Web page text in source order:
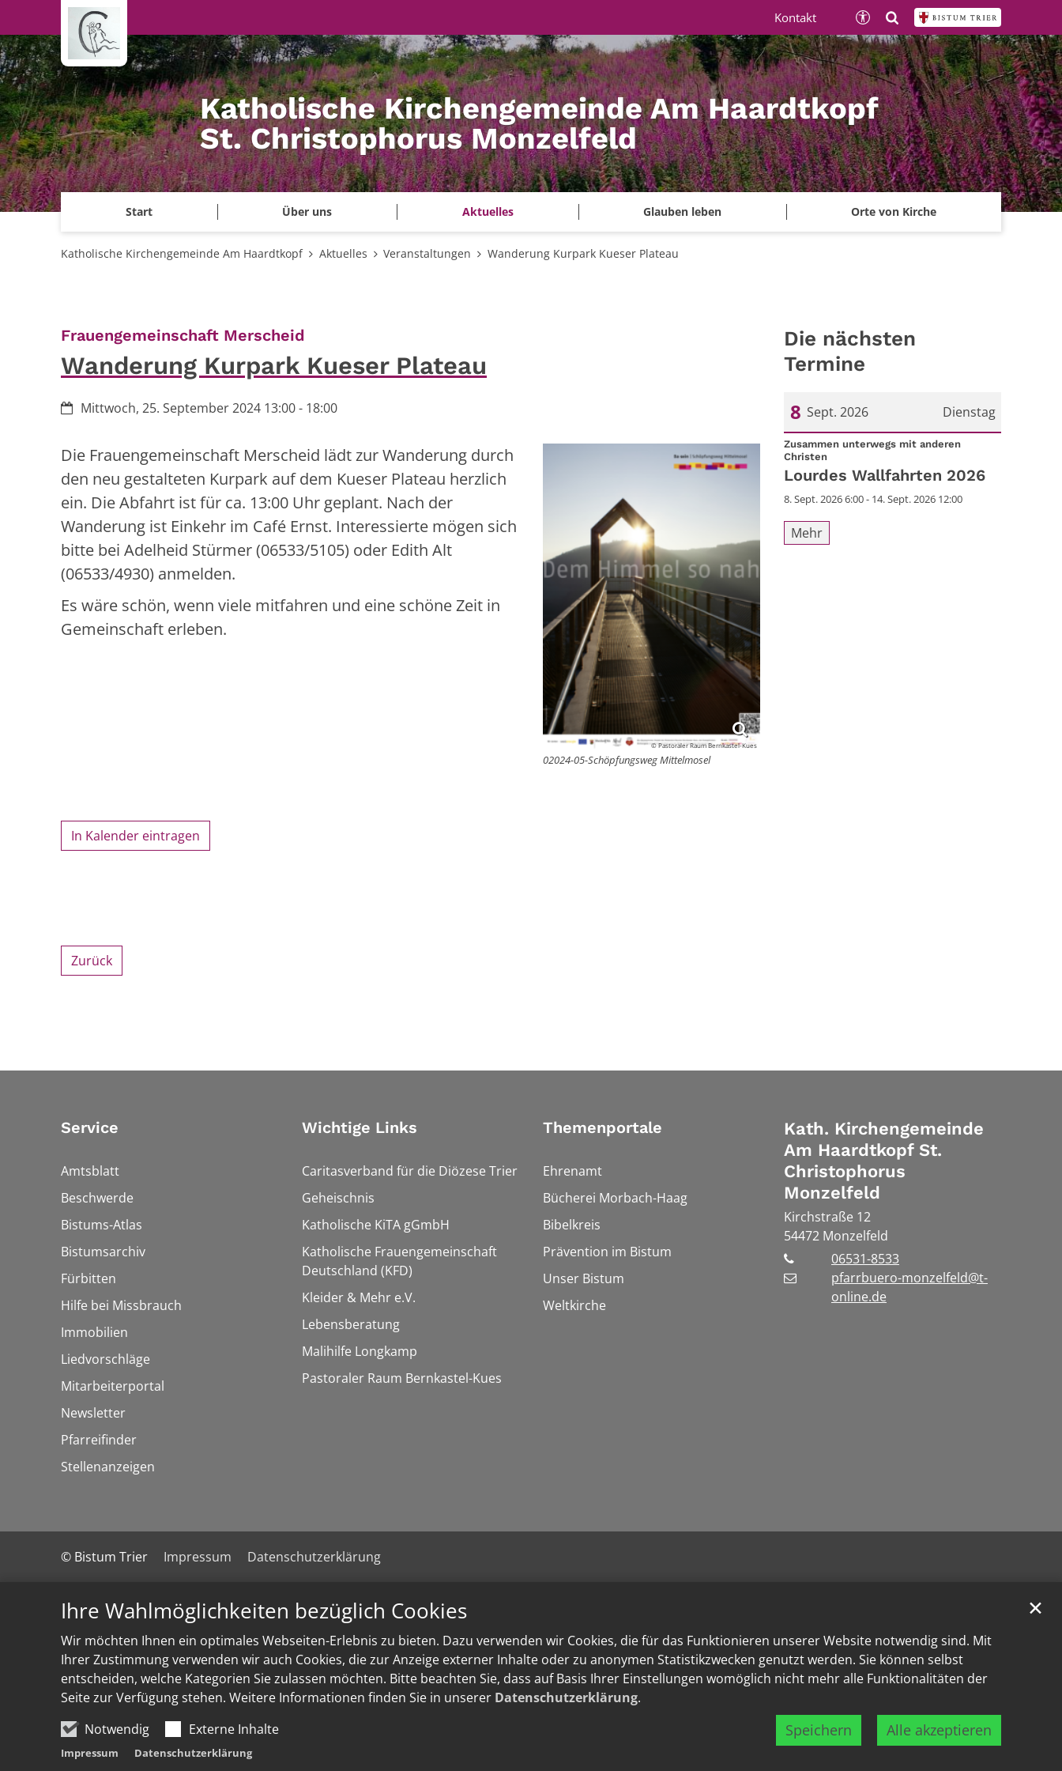
Ihre Wahlmöglichkeiten bezüglich Cookies
Wir möchten Ihnen ein optimales Webseiten-Erlebnis zu bieten. Dazu verwenden wir Cookies, die für das Funktionieren unserer Website notwendig sind. Mit
Ihrer Zustimmung verwenden wir auch Cookies, die zur Anzeige externer Inhalte oder zu anonymen Statistikzwecken genutzt werden. Sie können selbst
entscheiden, welche Kategorien Sie zulassen möchten. Bitte beachten Sie, dass auf Basis Ihrer Einstellungen womöglich nicht mehr alle Funktionalitäten der
Seite zur Verfügung stehen. Weitere Informationen finden Sie in unserer Datenschutzerklärung.
Notwendig
Externe Inhalte Speichern Alle akzeptieren
✕
Impressum Datenschutzerklärung
Zum Inhalt springen
Katholische Kirchengemeinde Am Haardtkopf
St. Christophorus Monzelfeld
Start Über uns Aktuelles Glauben leben Orte von Kirche
Kontakt
Katholische Kirchengemeinde Am Haardtkopf Aktuelles Veranstaltungen Wanderung Kurpark Kueser Plateau
Frauengemeinschaft Merscheid
Wanderung Kurpark Kueser Plateau
Datum:Mittwoch, 25. September 2024 13:00 - 18:00
© Pastoraler Raum Bernkastel-Kues
02024-05-Schöpfungsweg Mittelmosel
Die Frauengemeinschaft Merscheid lädt zur Wanderung durch
den neu gestalteten Kurpark auf dem Kueser Plateau herzlich
ein. Die Abfahrt ist für ca. 13:00 Uhr geplant. Nach der
Wanderung ist Einkehr im Café Ernst. Interessierte mögen sich
bitte bei Adelheid Stürmer (06533/5105) oder Edith Alt
(06533/4930) anmelden.
Es wäre schön, wenn viele mitfahren und eine schöne Zeit in
Gemeinschaft erleben.
In Kalender eintragen
Die nächsten
Termine
Dienstag
8 Sept. 2026
Datum: 8. September 2026
Zusammen unterwegs mit anderen
Christen:
Lourdes Wallfahrten 2026
8. Sept. 2026 6:00 - 14. Sept. 2026 12:00
Mehr
Zurück
Service
Amtsblatt
Beschwerde
Bistums-Atlas
Bistumsarchiv
Fürbitten
Hilfe bei Missbrauch
Immobilien
Liedvorschläge
Mitarbeiterportal
Newsletter
Pfarreifinder
Stellenanzeigen
Wichtige Links
Caritasverband für die Diözese Trier
Geheischnis
Katholische KiTA gGmbH
Katholische Frauengemeinschaft
Deutschland (KFD)
Kleider & Mehr e.V.
Lebensberatung
Malihilfe Longkamp
Pastoraler Raum Bernkastel-Kues
Themenportale
Ehrenamt
Bücherei Morbach-Haag
Bibelkreis
Prävention im Bistum
Unser Bistum
Weltkirche
Kath. Kirchengemeinde
Am Haardtkopf St.
Christophorus
Monzelfeld
Kirchstraße 12
54472 Monzelfeld
06531-8533
pfarrbuero-monzelfeld@t-
online.de
© Bistum Trier Impressum Datenschutzerklärung